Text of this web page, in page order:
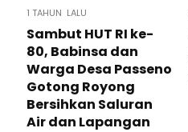
1 TAHUN LALU
Sambut HUT RI ke-
80, Babinsa dan
Warga Desa Passeno
Gotong Royong
Bersihkan Saluran
Air dan Lapangan